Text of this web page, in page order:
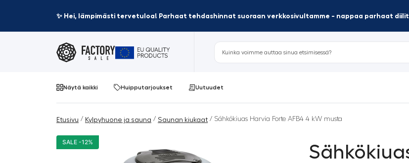
✨ Hei, lämpimästi tervetuloa! Parhaat tehdashinnat suoraan verkkosivultamme - nappaa parhaat
Näytä kaikki Huipputarjoukset Uutuudet
Etusivu / Kylpyhuone ja sauna / Saunan kiukaat / Sähkökiuas Harvia Forte AFB4 4 kW musta
SALE -12%